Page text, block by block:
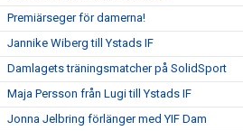
Premiärseger för damerna!
Jannike Wiberg till Ystads IF
Damlagets träningsmatcher på SolidSport
Maja Persson från Lugi till Ystads IF
Jonna Jelbring förlänger med YIF Dam